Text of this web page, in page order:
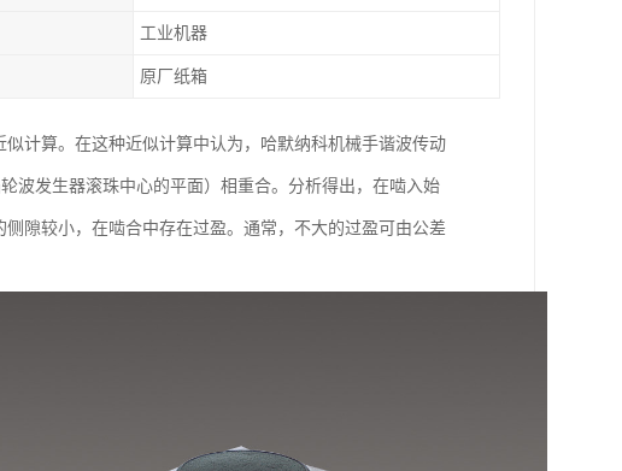
工业机器
原厂纸箱
计算。在这种近似计算中认为，哈默纳科机械手谐波传动
波发生器滚珠中心的平面）相重合。分析得出，在啮入始
隙较小，在啮合中存在过盈。通常，不大的过盈可由公差